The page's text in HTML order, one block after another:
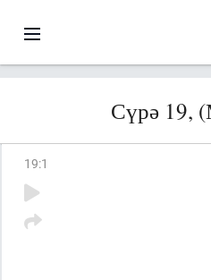
Сүрә 19,
19:1